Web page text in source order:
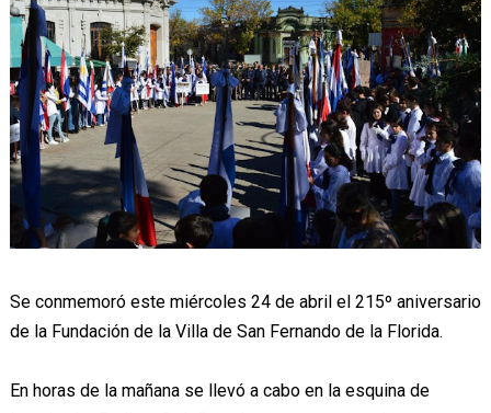
Se conmemoró este miércoles 24 de abril el 215º aniversario
de la Fundación de la Villa de San Fernando de la Florida.
En horas de la mañana se llevó a cabo en la esquina de